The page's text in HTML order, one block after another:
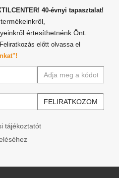
40-évnyi tapasztalat!
értesíthetnénk Önt.
Feliratkozás előtt olvassa el
tájékoztatót